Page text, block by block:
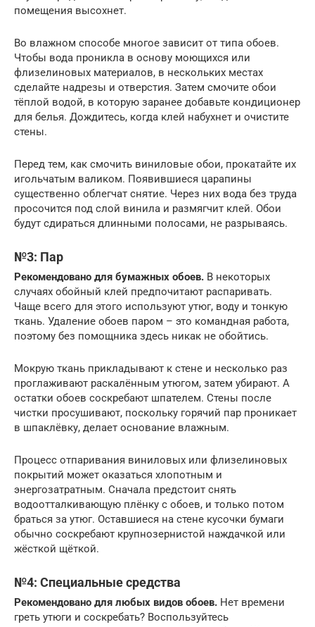
помещения высохнет.
Во влажном способе многое зависит от типа обоев.
Чтобы вода проникла в основу моющихся или
флизелиновых материалов, в нескольких местах
сделайте надрезы и отверстия. Затем смочите обои
тёплой водой, в которую заранее добавьте кондиционер
для белья. Дождитесь, когда клей набухнет и очистите
стены.
Перед тем, как смочить виниловые обои, прокатайте их
игольчатым валиком. Появившиеся царапины
существенно облегчат снятие. Через них вода без труда
просочится под слой винила и размягчит клей. Обои
будут сдираться длинными полосами, не разрываясь.
№3: Пар
Рекомендовано для бумажных обоев. В некоторых
случаях обойный клей предпочитают распаривать.
Чаще всего для этого используют утюг, воду и тонкую
ткань. Удаление обоев паром – это командная работа,
поэтому без помощника здесь никак не обойтись.
Мокрую ткань прикладывают к стене и несколько раз
проглаживают раскалённым утюгом, затем убирают. А
остатки обоев соскребают шпателем. Стены после
чистки просушивают, поскольку горячий пар проникает
в шпаклёвку, делает основание влажным.
Процесс отпаривания виниловых или флизелиновых
покрытий может оказаться хлопотным и
энергозатратным. Сначала предстоит снять
водоотталкивающую плёнку с обоев, и только потом
браться за утюг. Оставшиеся на стене кусочки бумаги
обычно соскребают крупнозернистой наждачкой или
жёсткой щёткой.
№4: Специальные средства
Рекомендовано для любых видов обоев. Нет времени
греть утюги и соскребать? Воспользуйтесь